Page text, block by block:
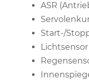
ASR
Start-/
Lichtsensor